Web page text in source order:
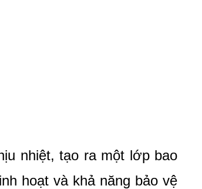
nhiệt, tạo ra một lớp bao
hoạt và khả năng bảo vệ